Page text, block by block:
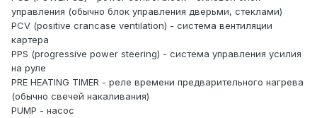
управления (обычно блок управления дверьми, стеклами)
PCV (positive crancase ventilation) - система вентиляции
картера
PPS (progressive power steering) - система управления усилия
на руле
PRE HEATING TIMER - реле времени предварительного нагрева
(обычно свечей накаливания)
PUMP - насос